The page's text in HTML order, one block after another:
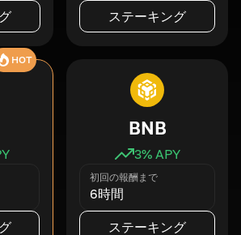
ステーキング
HOT
BNB
3% APY
初回の報酬まで
6時間
ステーキング